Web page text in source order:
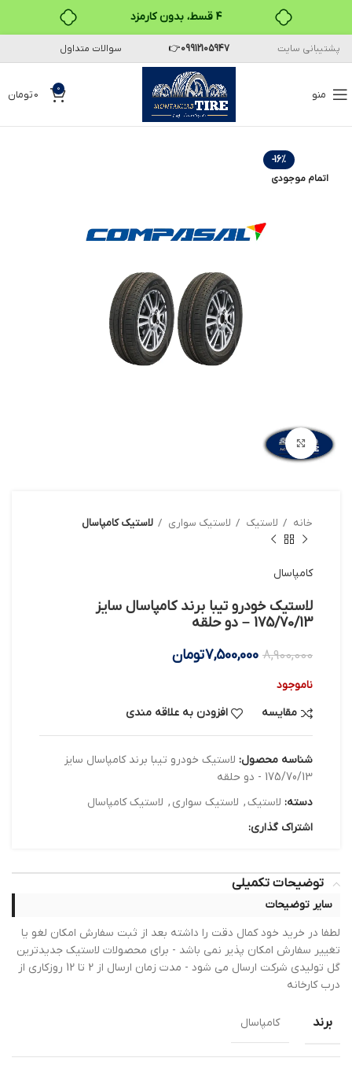
۴ قسط، بدون کارمزد
بدون ضامن، بدون سود
خرید قسطی با ترب‌پی
پشتیبانی سایت 09912105947
👉 سوالات متداول
منو 0
0تومان
-16%
اتمام موجودی
بزرگنمایی تصویر
خانه لاستیک لاستیک سواری لاستیک کامپاسال
کامپاسال
لاستیک خودرو تیبا برند کامپاسال سایز
175/70/13 – دو حلقه
8,900,000
7,500,000تومان
ناموجود
مقایسه
افزودن به علاقه مندی
شناسه محصول: لاستیک خودرو تیبا برند کامپاسال سایز
175/70/13 - دو حلقه
دسته: لاستیک, لاستیک سواری , لاستیک کامپاسال
اشتراک گذاری:
توضیحات تکمیلی
سایر توضیحات
لطفا در خرید خود کمال دقت را داشته بعد از ثبت سفارش امکان لغو یا
تغییر سفارش امکان پذیر نمی باشد - برای محصولات لاستیک جدیدترین
گل تولیدی شرکت ارسال می شود - مدت زمان ارسال از 2 تا 12 روزکاری از
درب کارخانه
برند کامپاسال